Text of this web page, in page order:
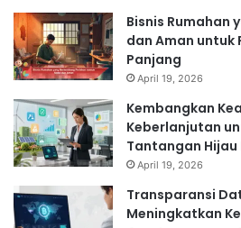
Bisnis Rumahan
dan Aman
Panjang
April 19, 2026
Kembangkan
Keberlanjutan
Tantangan Hijau
April 19, 2026
Transparansi
Meningkatkan